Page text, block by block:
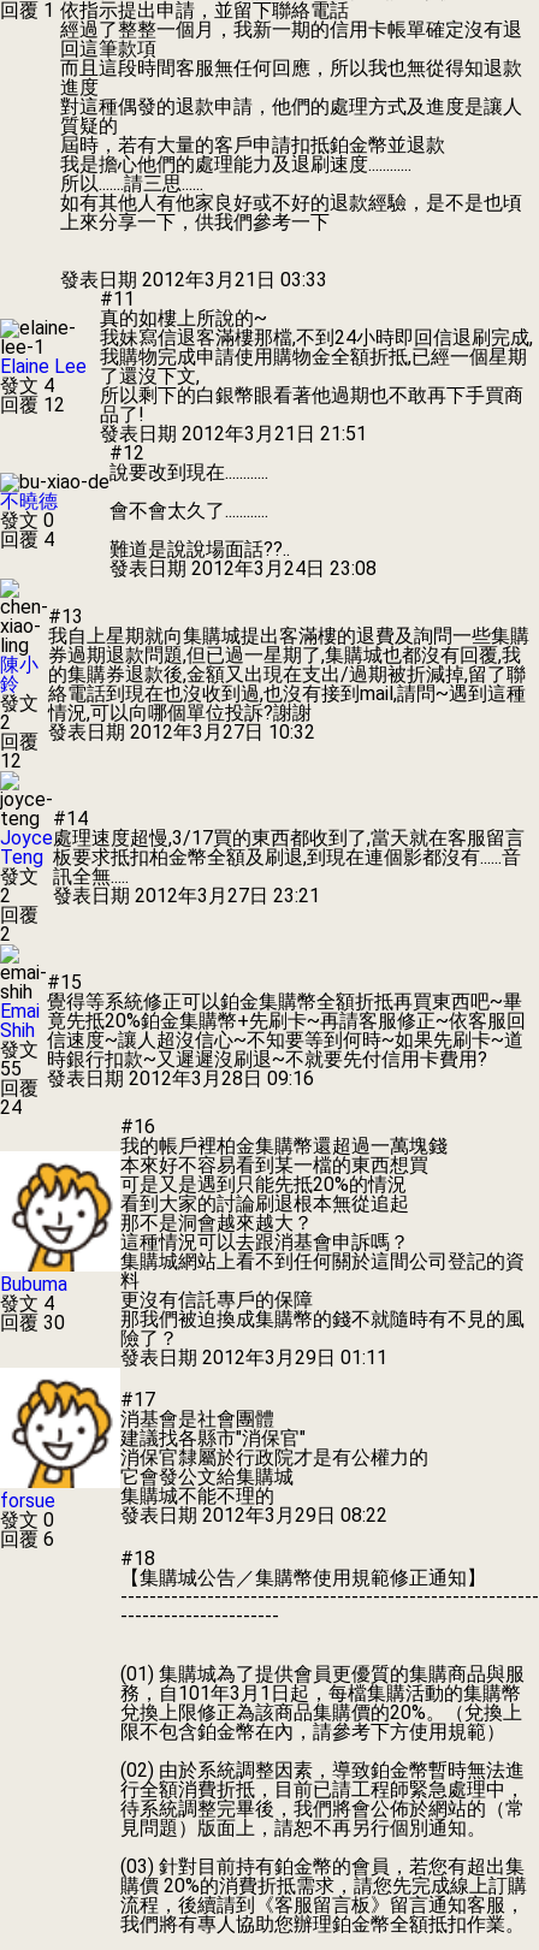
回覆 1 依指示提出申請，並留下聯絡電話
經過了整整一個月，我新一期的信用卡帳單確定沒有退
回這筆款項
而且這段時間客服無任何回應，所以我也無從得知退款
進度
對這種偶發的退款申請，他們的處理方式及進度是讓人
質疑的
屆時，若有大量的客戶申請扣抵鉑金幣並退款
我是擔心他們的處理能力及退刷速度............
所以.......請三思......
如有其他人有他家良好或不好的退款經驗，是不是也頃
上來分享一下，供我們參考一下
發表日期 2012年3月21日 03:33
Elaine Lee
發文 4
回覆 12
#11
真的如樓上所說的~
我妹寫信退客滿樓那檔,不到24小時即回信退刷完成,
我購物完成申請使用購物金全額折抵,已經一個星期
了還沒下文,
所以剩下的白銀幣眼看著他過期也不敢再下手買商
品了!
發表日期 2012年3月21日 21:51
不曉德
發文 0
回覆 4
#12
說要改到現在............
會不會太久了............
難道是說說場面話??..
發表日期 2012年3月24日 23:08
陳小
鈴
發文
2
回覆
12
#13
我自上星期就向集購城提出客滿樓的退費及詢問一些集購
券過期退款問題,但已過一星期了,集購城也都沒有回覆,我
的集購券退款後,金額又出現在支出/過期被折減掉,留了聯
絡電話到現在也沒收到過,也沒有接到mail,請問~遇到這種
情況,可以向哪個單位投訴?謝謝
發表日期 2012年3月27日 10:32
Joyce
Teng
發文
2
回覆
2
#14
處理速度超慢,3/17買的東西都收到了,當天就在客服留言
板要求抵扣柏金幣全額及刷退,到現在連個影都沒有......音
訊全無.....
發表日期 2012年3月27日 23:21
Emai
Shih
發文
55
回覆
24
#15
覺得等系統修正可以鉑金集購幣全額折抵再買東西吧~畢
竟先抵20%鉑金集購幣+先刷卡~再請客服修正~依客服回
信速度~讓人超沒信心~不知要等到何時~如果先刷卡~道
時銀行扣款~又遲遲沒刷退~不就要先付信用卡費用?
發表日期 2012年3月28日 09:16
Bubuma
發文 4
回覆 30
#16
我的帳戶裡柏金集購幣還超過一萬塊錢
本來好不容易看到某一檔的東西想買
可是又是遇到只能先抵20%的情況
看到大家的討論刷退根本無從追起
那不是洞會越來越大？
這種情況可以去跟消基會申訴嗎？
集購城網站上看不到任何關於這間公司登記的資
料
更沒有信託專戶的保障
那我們被迫換成集購幣的錢不就隨時有不見的風
險了？
發表日期 2012年3月29日 01:11
forsue
發文 0
回覆 6
#17
消基會是社會團體
建議找各縣市"消保官"
消保官隸屬於行政院才是有公權力的
它會發公文給集購城
集購城不能不理的
發表日期 2012年3月29日 08:22
#18
【集購城公告／集購幣使用規範修正通知】
----------------------------------------------------------
----------------------
(01) 集購城為了提供會員更優質的集購商品與服
務，自101年3月1日起，每檔集購活動的集購幣
兌換上限修正為該商品集購價的20%。（兌換上
限不包含鉑金幣在內，請參考下方使用規範）
(02) 由於系統調整因素，導致鉑金幣暫時無法進
行全額消費折抵，目前已請工程師緊急處理中，
待系統調整完畢後，我們將會公佈於網站的（常
見問題）版面上，請恕不再另行個別通知。
(03) 針對目前持有鉑金幣的會員，若您有超出集
購價 20%的消費折抵需求，請您先完成線上訂購
流程，後續請到《客服留言板》留言通知客服，
我們將有專人協助您辦理鉑金幣全額抵扣作業。